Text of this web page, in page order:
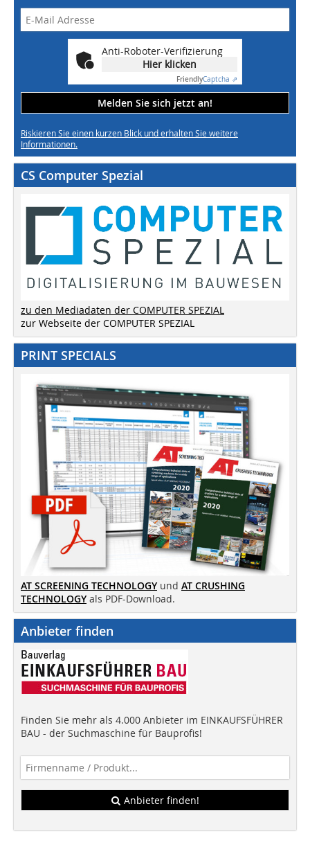
Anti-Roboter-Verifizierung
Hier klicken
FriendlyCaptcha ⇗
Melden Sie sich jetzt an!
Riskieren Sie einen kurzen Blick und erhalten Sie weitere
Informationen.
CS Computer Spezial
zu den Mediadaten der COMPUTER SPEZIAL
zur Webseite der COMPUTER SPEZIAL
PRINT SPECIALS
AT SCREENING TECHNOLOGY und AT CRUSHING
TECHNOLOGY als PDF-Download.
Anbieter finden
Finden Sie mehr als 4.000 Anbieter im EINKAUFSFÜHRER
BAU - der Suchmaschine für Bauprofis!
Anbieter finden!